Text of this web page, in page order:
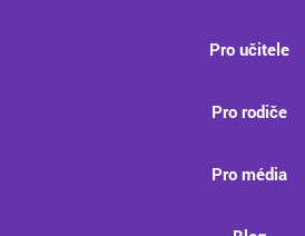
Pro učitele
Pro rodiče
Pro média